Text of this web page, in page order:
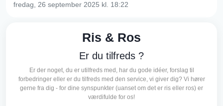
fredag, 26 september 2025 kl. 18:22
Ris & Ros
Er du tilfreds ?
Er der noget, du er utilfreds med, har du gode idéer, forslag til
forbedringer eller er du tilfreds med den service, vi giver dig? Vi hører
gerne fra dig - for dine synspunkter (uanset om det er ris eller ros) er
værdifulde for os!